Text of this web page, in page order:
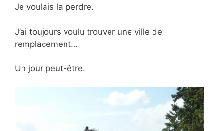
Je voulais la perdre.
J’ai toujours voulu trouver une ville de
remplacement…
Un jour peut-être.